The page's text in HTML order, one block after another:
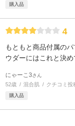
購入品
4
もともと商品付属の
ウダーにはこれと決め
にゃーこ3さん
52歳 混合肌 クチコミ投
購入品